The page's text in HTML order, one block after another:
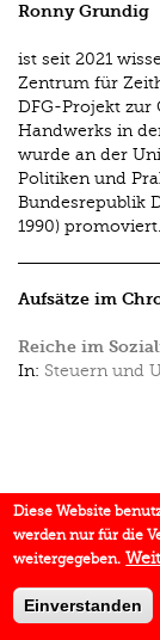
Ronny Grundig
ist seit 2021
Zentrum für
DFG-Projekt zur
Handwerks in
wurde an der
Politiken und
Bundesrepublik
1990) promoviert.
Aufsätze im
Reiche im
In: Steuern und
Diese Website
werden nur für die
weitergegeben.
Einverstanden